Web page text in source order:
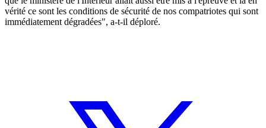
vérité ce sont les conditions de sécurité de nos compatriotes qui sont
immédiatement dégradées", a-t-il déploré.